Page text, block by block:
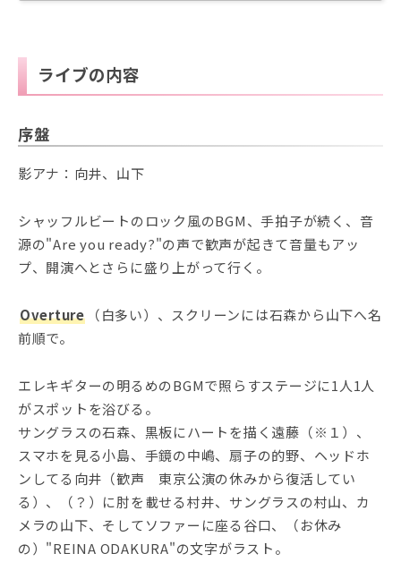
ライブの内容
序盤
影アナ：向井、山下
シャッフルビートのロック風のBGM、手拍子が続く、音
源の"Are you ready?"の声で歓声が起きて音量もアッ
プ、開演へとさらに盛り上がって行く。
Overture （白多い）、スクリーンには石森から山下へ名
前順で。
エレキギターの明るめのBGMで照らすステージに1人1人
がスポットを浴びる。
サングラスの石森、黒板にハートを描く遠藤（※１）、
スマホを見る小島、手鏡の中嶋、扇子の的野、ヘッドホ
ンしてる向井（歓声 東京公演の休みから復活してい
る）、（？）に肘を載せる村井、サングラスの村山、カ
メラの山下、そしてソファーに座る谷口、（お休み
の）"REINA ODAKURA"の文字がラスト。